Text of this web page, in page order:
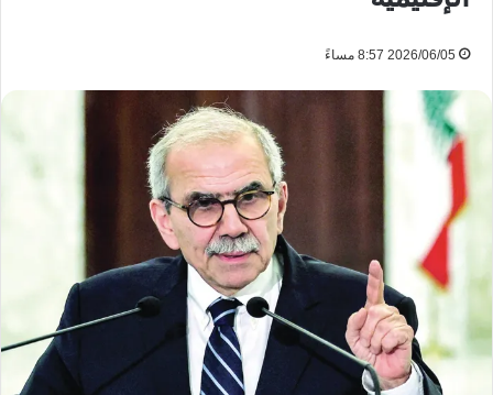
2026/06/05 8:57 مساءً